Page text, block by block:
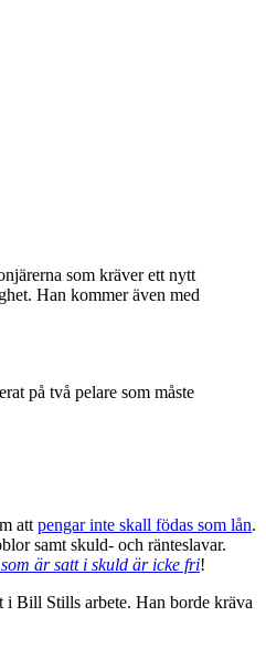
som kräver ett nytt
Han kommer även med
på två pelare som måste
att pengar inte skall födas som lån.
samt skuld- och ränteslavar.
är satt i skuld är icke fri!
i Bill Stills arbete. Han borde kräva